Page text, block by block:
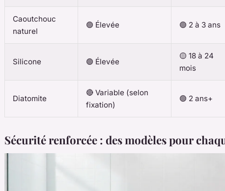
Caoutchouc
naturel
🟢 Élevée 🟢 2 à 3 ans
Silicone 🟢 Élevée
🟡 18 à 24
mois
Diatomite
🔴 Variable (selon
fixation)
🟢 2 ans+
Sécurité renforcée : des modèles pour